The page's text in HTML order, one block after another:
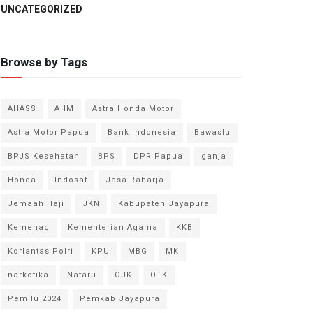
UNCATEGORIZED
Browse by Tags
AHASS AHM
Astra Honda Motor
Astra Motor Papua
Bank Indonesia
Bawaslu
BPJS Kesehatan
BPS DPR Papua
ganja
Honda
Indosat
Jasa Raharja
Jemaah Haji
JKN
Kabupaten Jayapura
Kemenag
Kementerian Agama
KKB
Korlantas Polri
KPU MBG
MK
narkotika
Nataru OJK
OTK
Pemilu 2024
Pemkab Jayapura